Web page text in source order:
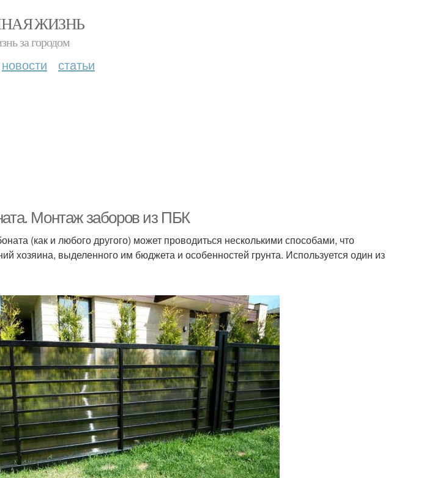
ЖИЗНЬ
за городом
новости статьи
Монтаж заборов из ПБК
(как и любого другого) может проводиться несколькими способами, что
хозяина, выделенного им бюджета и особенностей грунта. Используется один из